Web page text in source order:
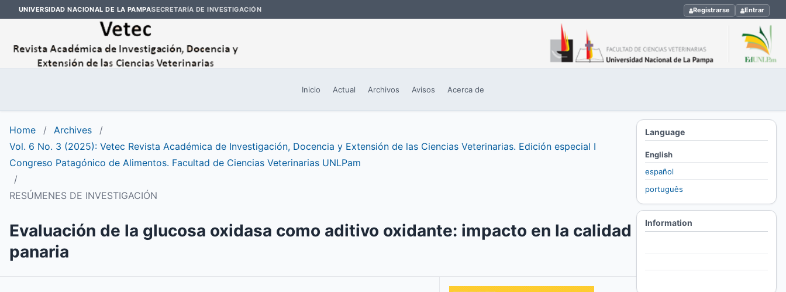
UNIVERSIDAD NACIONAL DE LA PAMPASECRETARÍA DE INVESTIGACIÓN Registrarse Entrar
Inicio Actual Archivos Avisos Acerca de
Home / Archives
/
Vol. 6 No. 3 (2025): Vetec Revista Académica de Investigación, Docencia y Extensión de las Ciencias Veterinarias. Edición especial I
Congreso Patagónico de Alimentos. Facultad de Ciencias Veterinarias UNLPam
/
RESÚMENES DE INVESTIGACIÓN
Evaluación de la glucosa oxidasa como aditivo oxidante: impacto en la calidad
panaria
Language
English
español
português
Information